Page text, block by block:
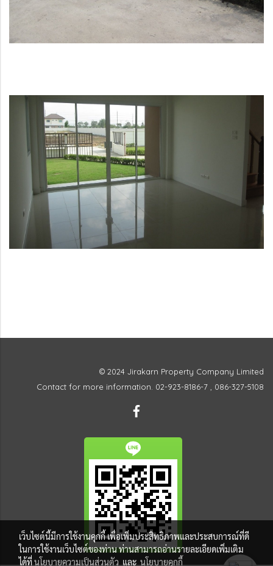
© 2024 Jirakarn Property Company Limited
Contact for more information. 02-923-8186-7 , 086-327-5108
เว็บไซต์นี้มีการใช้งานคุกกี้ เพื่อเพิ่มประสิทธิภาพและประสบการณ์ที่ดี
ในการใช้งานเว็บไซต์ของท่าน ท่านสามารถอ่านรายละเอียดเพิ่มเติม
ได้ที่นโยบายความเป็นส่วนตัว และ นโยบายคุกกี้